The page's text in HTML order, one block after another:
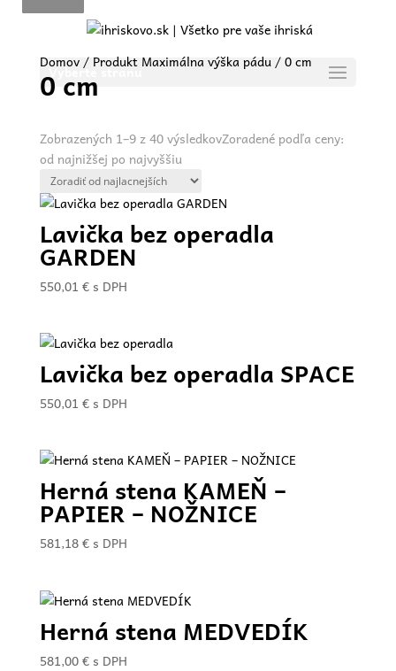
Vyberte stranu
Domov/ Produkt Maximálna výška pádu / 0 cm
0 cm
Zobrazených 1–9 z 40 výsledkovZoradené podľa ceny:
od najnižšej po najvyššiu
Lavička bez operadla
GARDEN
550,01 € s DPH
Lavička bez operadla SPACE
550,01 € s DPH
Herná stena KAMEŇ –
PAPIER – NOŽNICE
581,18€ s DPH
Herná stena MEDVEDÍK
581,00€ s DPH